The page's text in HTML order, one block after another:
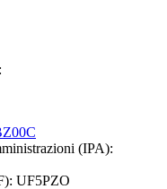
(IPA):
UF5PZO